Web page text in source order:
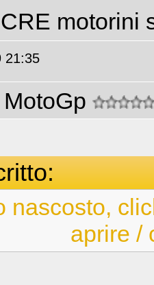
motorini
21:35
MotoGp
nascosto,
aprire /